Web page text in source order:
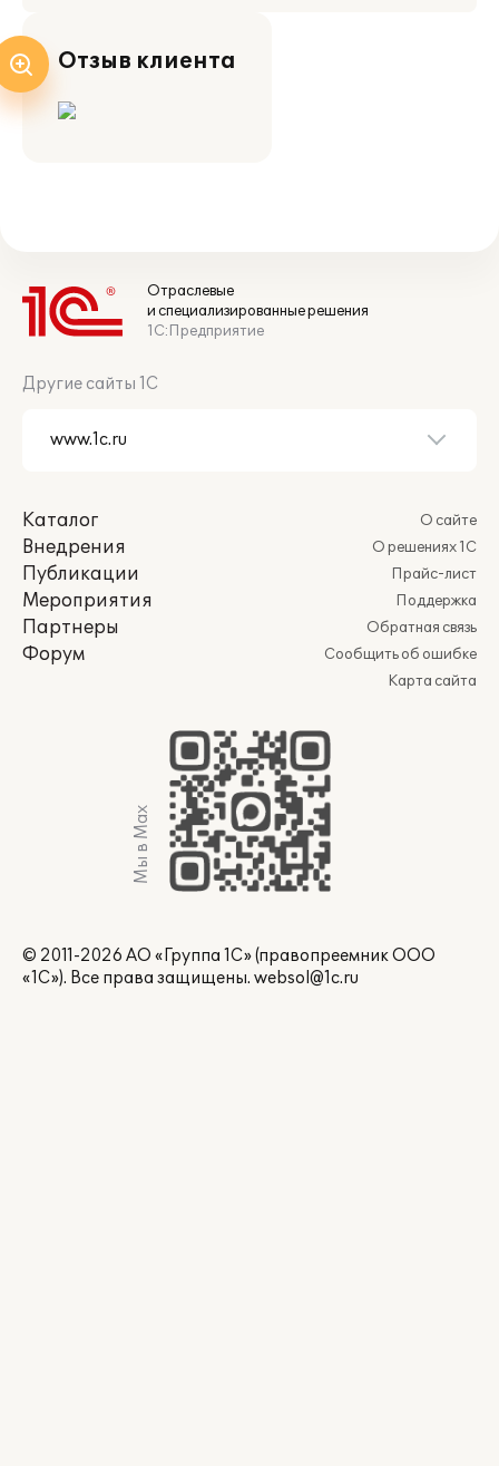
Отзыв клиента
Отраслевые
и специализированные решения
1С:Предприятие
Другие сайты 1С
Каталог
Внедрения
Публикации
Мероприятия
Партнеры
Форум
О сайте
О решениях 1С
Прайс-лист
Поддержка
Обратная связь
Сообщить об ошибке
Карта сайта
Мы в Max
© 2011-2026 АО «Группа 1С» (правопреемник ООО
«1С»). Все права защищены. websol@1c.ru